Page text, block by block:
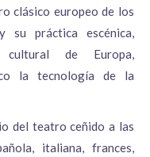
clásico europeo de los
práctica escénica,
cultural de Europa,
la tecnología de la
del teatro ceñido a las
italiana, frances,